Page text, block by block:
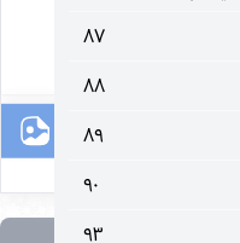
٨٧
٨٨
٨٩
٩٠
٩٣